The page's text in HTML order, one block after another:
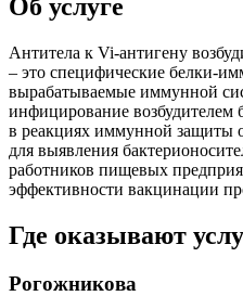
Об услуге
Антитела к Vi-антигену
– это специфические белки-
вырабатываемые иммунной
инфицирование
в реакциях иммунной защиты
для выявления
работников пищевых
эффективности вакцинации
Где оказывают
Рогожникова